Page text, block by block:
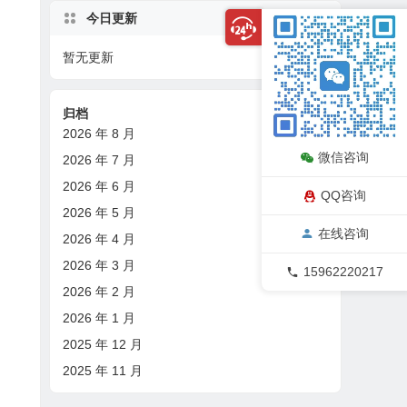
今日更新
08/07
暂无更新
归档
2026 年 8 月
2026 年 7 月
2026 年 6 月
2026 年 5 月
2026 年 4 月
2026 年 3 月
2026 年 2 月
2026 年 1 月
2025 年 12 月
2025 年 11 月
微信咨询
QQ咨询
在线咨询
15962220217